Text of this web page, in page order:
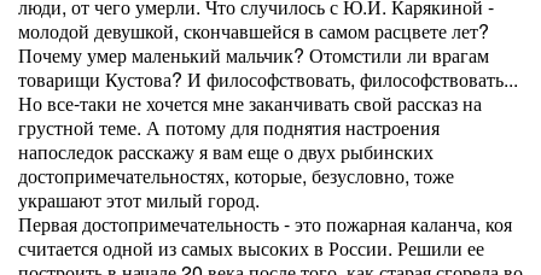
люди, от чего умерли. Что случилось с Ю.И. Карякиной -
молодой девушкой, скончавшейся в самом расцвете лет?
Почему умер маленький мальчик? Отомстили ли врагам
товарищи Кустова? И философствовать, философствовать...
Но все-таки не хочется мне заканчивать свой рассказ на
грустной теме. А потому для поднятия настроения
напоследок расскажу я вам еще о двух рыбинских
достопримечательностях, которые, безусловно, тоже
украшают этот милый город.
Первая достопримечательность - это пожарная каланча, коя
считается одной из самых высоких в России. Решили ее